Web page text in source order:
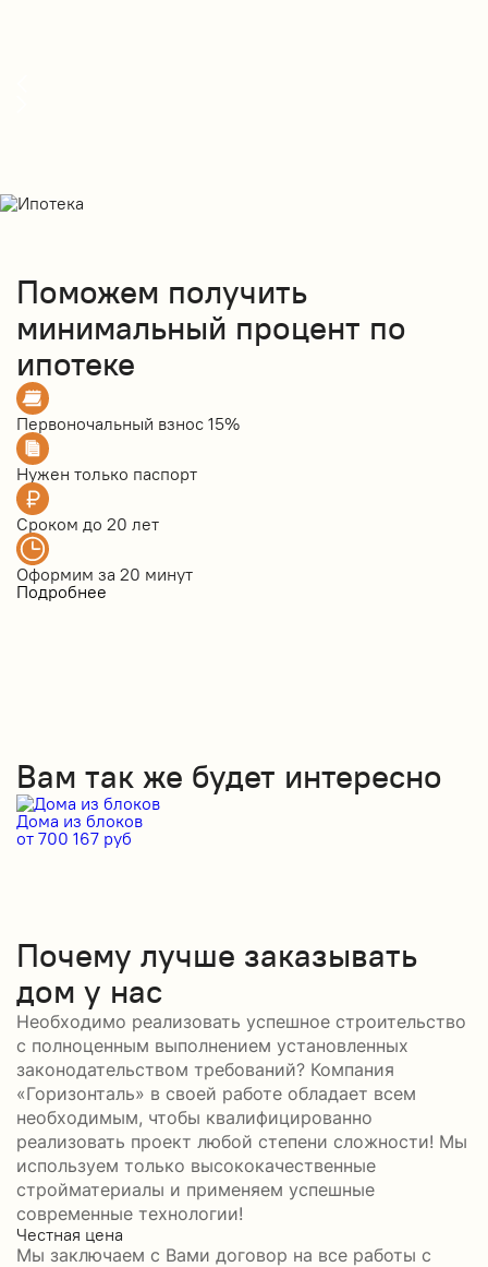
Поможем получить
минимальный процент по
ипотеке
Первоночальный взнос 15%
Нужен только паспорт
Сроком до 20 лет
Оформим за 20 минут
Подробнее
Вам так же будет интересно
Дома из блоков
от 700 167 руб
Почему лучше заказывать
дом у нас
Необходимо реализовать успешное строительство
с полноценным выполнением установленных
законодательством требований? Компания
«Горизонталь» в своей работе обладает всем
необходимым, чтобы квалифицированно
реализовать проект любой степени сложности! Мы
используем только высококачественные
стройматериалы и применяем успешные
современные технологии!
Честная цена
Мы заключаем с Вами договор на все работы с